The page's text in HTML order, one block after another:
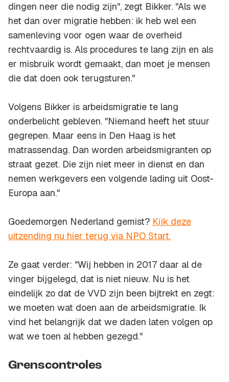
dingen neer die nodig zijn", zegt Bikker. "Als we
het dan over migratie hebben: ik heb wel een
samenleving voor ogen waar de overheid
rechtvaardig is. Als procedures te lang zijn en als
er misbruik wordt gemaakt, dan moet je mensen
die dat doen ook terugsturen."
Volgens Bikker is arbeidsmigratie te lang
onderbelicht gebleven. "Niemand heeft het stuur
gegrepen. Maar eens in Den Haag is het
matrassendag. Dan worden arbeidsmigranten op
straat gezet. Die zijn niet meer in dienst en dan
nemen werkgevers een volgende lading uit Oost-
Europa aan."
Goedemorgen Nederland gemist? Kijk deze
uitzending nu hier terug via NPO Start.
Ze gaat verder: "Wij hebben in 2017 daar al de
vinger bijgelegd, dat is niet nieuw. Nu is het
eindelijk zo dat de VVD zijn been bijtrekt en zegt:
we moeten wat doen aan de arbeidsmigratie. Ik
vind het belangrijk dat we daden laten volgen op
wat we toen al hebben gezegd."
Grenscontroles